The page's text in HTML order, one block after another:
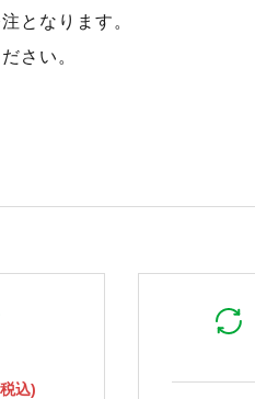
となります。
さい。
込)